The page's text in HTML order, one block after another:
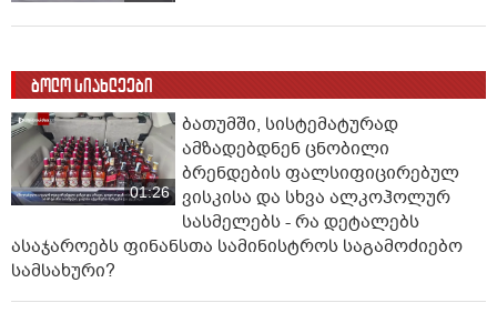
ბოლო სიახლეები
01:26
ბათუმში, სისტემატურად
ამზადებდნენ ცნობილი
ბრენდების ფალსიფიცირებულ
ვისკისა და სხვა ალკოჰოლურ
სასმელებს - რა დეტალებს
ასაჯაროებს ფინანსთა სამინისტროს საგამოძიებო
სამსახური?